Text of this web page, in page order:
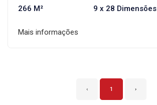
266 M² 9 x 28 Dimensões
Mais informações
‹ 1 ›